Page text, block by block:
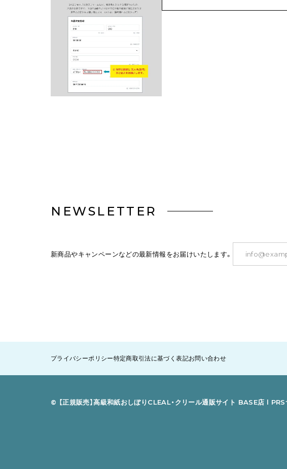
NEWSLETTER
新商品やキャンペーンなどの最新情報をお届けいたします。
プライバシーポリシー特定商取引法に基づく表記お問い合わせ
©︎ 【正規販売】高級和紙おしぼりCLEAL・クリール通販サイト BASE店 l